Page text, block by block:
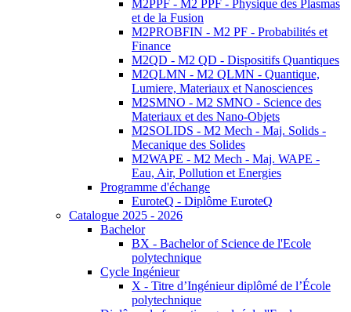
M2PPF - M2 PPF - Physique des Plasmas
et de la Fusion
M2PROBFIN - M2 PF - Probabilités et
Finance
M2QD - M2 QD - Dispositifs Quantiques
M2QLMN - M2 QLMN - Quantique,
Lumiere, Materiaux et Nanosciences
M2SMNO - M2 SMNO - Science des
Materiaux et des Nano-Objets
M2SOLIDS - M2 Mech - Maj. Solids -
Mecanique des Solides
M2WAPE - M2 Mech - Maj. WAPE -
Eau, Air, Pollution et Energies
Programme d'échange
EuroteQ - Diplôme EuroteQ
Catalogue 2025 - 2026
Bachelor
BX - Bachelor of Science de l'Ecole
polytechnique
Cycle Ingénieur
X - Titre d’Ingénieur diplômé de l’École
polytechnique